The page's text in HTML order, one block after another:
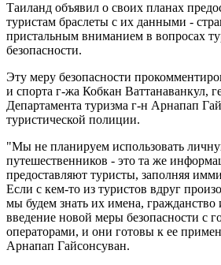
Таиланд объявил о своих планах
туристам браслеты с их данными -
пристальным вниманием в вопросах
безопасности.
Эту меру безопасности
и спорта г-жа Кобкан Ваттанаванкул,
Департамента туризма г-н Арнапап
туристической полиции.
"Мы не планируем использовать
путешественников - это та же
предоставляют туристы, заполняя
Если с кем-то из туристов вдруг
мы будем знать их имена,
введение новой меры безопасности с
операторами, и они готовы к ее
Арнапап Гайсонсуван.